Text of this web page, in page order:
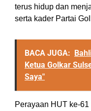
terus hidup dan
serta kader Partai
BACA JUGA:
Ketua Golkar
Saya"
Perayaan HUT ke-